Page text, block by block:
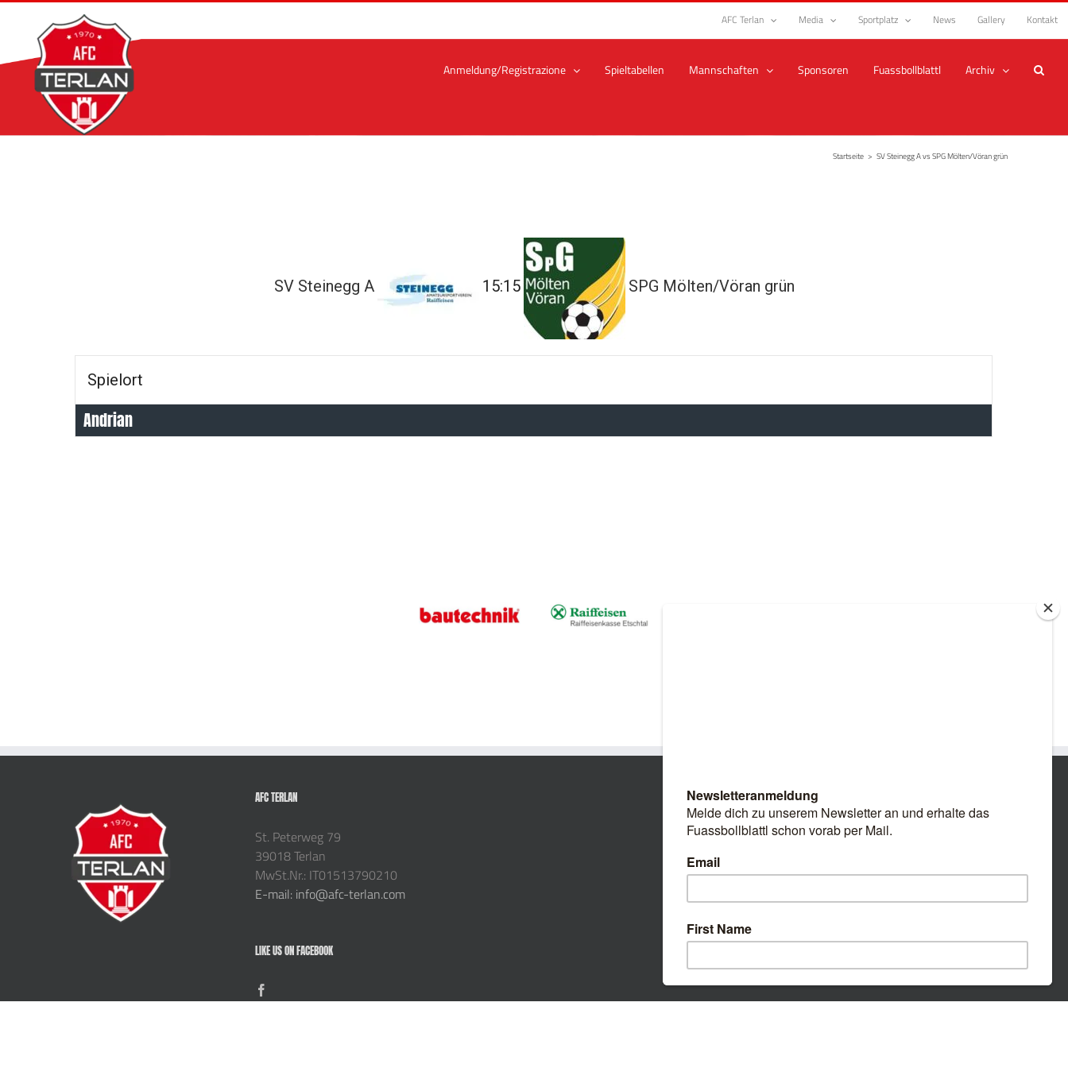
Zum
springen
AFC Terlan Media Sportplatz News Gallery Kontakt
Anmeldung/Registrazione Spieltabellen Mannschaften Sponsoren Fuassbollblattl Archiv
Startseite > SV Steinegg A vs SPG Mölten/Vöran grün
SV Steinegg A 15:15 SPG Mölten/Vöran grün
Spielort
Andrian
AFC TERLAN
St. Peterweg 79
39018 Terlan
MwSt.Nr.: IT01513790210
E-mail: info@afc-terlan.com
LIKE US ON FACEBOOK